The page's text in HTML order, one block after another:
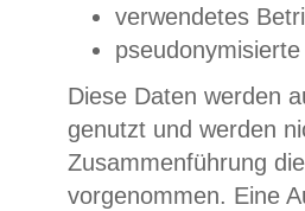
verwendetes
Diese Daten werden
genutzt und werden
Zusammenführung
vorgenommen. Eine